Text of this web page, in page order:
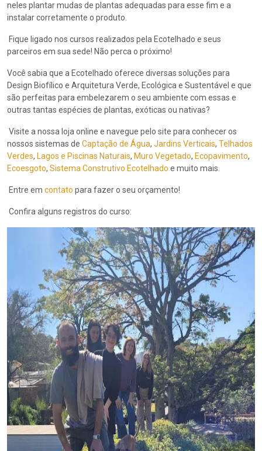
neles plantar mudas de plantas adequadas para esse fim e a
instalar corretamente o produto.
Fique ligado nos cursos realizados pela Ecotelhado e seus
parceiros em sua sede! Não perca o próximo!
Você sabia que a Ecotelhado oferece diversas soluções para
Design Biofílico e Arquitetura Verde, Ecológica e Sustentável e que
são perfeitas para embelezarem o seu ambiente com essas e
outras tantas espécies de plantas, exóticas ou nativas?
Visite a nossa loja online e navegue pelo site para conhecer os
nossos sistemas de Captação de Água, Jardins Verticais, Telhados
Verdes, Lagos e Piscinas Naturais, Muro Vegetado, Ecopavimento,
Ecoesgoto, Sistema Construtivo Ecotelhado e muito mais.
Entre em contato para fazer o seu orçamento!
Confira alguns registros do curso: